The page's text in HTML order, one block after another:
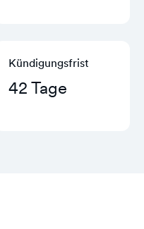
Kündigungs­frist
42 Tage